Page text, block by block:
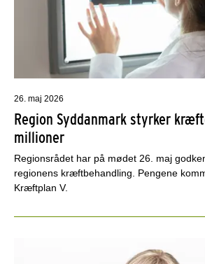
26. maj 2026
Region Syddanmark styrker
millioner
Regionsrådet har på mødet 26. maj
regionens kræftbehandling. Pengene
Kræftplan V.